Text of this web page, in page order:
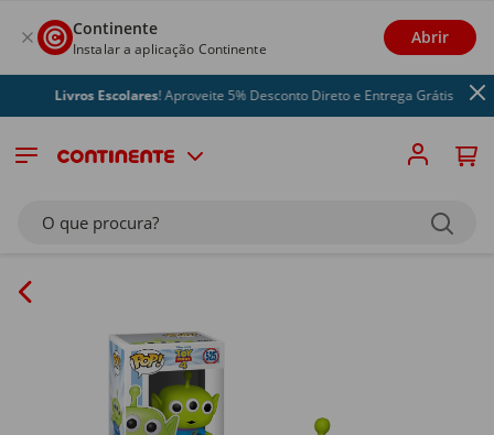
Continente
Instalar a aplicação Continente
Abrir
Livros Escolares! Aproveite 5% Desconto Direto e Entrega Grátis
O que procura?